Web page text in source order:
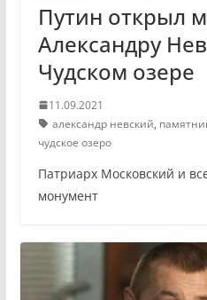
Путин открыл
Александру
Чудском озере
11.09.2021
александр невский,
чудское озеро
Патриарх Московский и
монумент